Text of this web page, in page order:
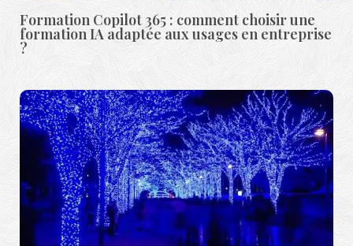
Formation Copilot 365 : comment choisir une
formation IA adaptée aux usages en entreprise
?